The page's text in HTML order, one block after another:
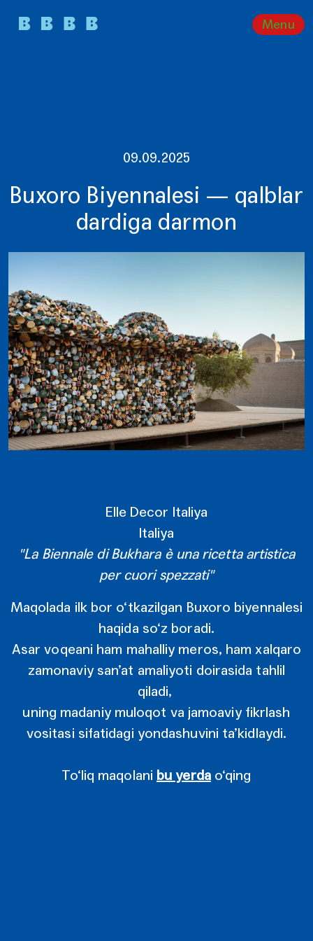
Menu
09.09.2025
Buxoro Biyennalesi — qalblar
dardiga darmon
Elle Decor Italiya
Italiya
"La Biennale di Bukhara è una ricetta artistica
per cuori spezzati"
Maqolada ilk bor o‘tkazilgan Buxoro biyennalesi
haqida so‘z boradi.
Asar voqeani ham mahalliy meros, ham xalqaro
zamonaviy san’at amaliyoti doirasida tahlil
qiladi,
uning madaniy muloqot va jamoaviy fikrlash
vositasi sifatidagi yondashuvini ta’kidlaydi.
To‘liq maqolani bu yerdao‘qing